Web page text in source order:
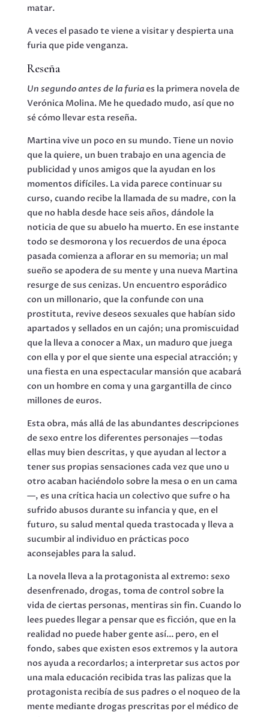
matar.
A veces el pasado te viene a visitar y despierta una
furia que pide venganza.
Reseña
Un segundo antes de la furiaes la primera novela de
Verónica Molina. Me he quedado mudo, así que no
sé cómo llevar esta reseña.
Martina vive un poco en su mundo. Tiene un novio
que la quiere, un buen trabajo en una agencia de
publicidad y unos amigos que la ayudan en los
momentos difíciles. La vida parece continuar su
curso, cuando recibe la llamada de su madre, con la
que no habla desde hace seis años, dándole la
noticia de que su abuelo ha muerto. En ese instante
todo se desmorona y los recuerdos de una época
pasada comienza a aflorar en su memoria; un mal
sueño se apodera de su mente y una nueva Martina
resurge de sus cenizas. Un encuentro esporádico
con un millonario, que la confunde con una
prostituta, revive deseos sexuales que habían sido
apartados y sellados en un cajón; una promiscuidad
que la lleva a conocer a Max, un maduro que juega
con ella y por el que siente una especial atracción; y
una fiesta en una espectacular mansión que acabará
con un hombre en coma y una gargantilla de cinco
millones de euros.
Esta obra, más allá de las abundantes descripciones
de sexo entre los diferentes personajes —todas
ellas muy bien descritas, y que ayudan al lector a
tener sus propias sensaciones cada vez que uno u
otro acaban haciéndolo sobre la mesa o en un cama
—, es una crítica hacia un colectivo que sufre o ha
sufrido abusos durante su infancia y que, en el
futuro, su salud mental queda trastocada y lleva a
sucumbir al individuo en prácticas poco
aconsejables para la salud.
La novela lleva a la protagonista al extremo: sexo
desenfrenado, drogas, toma de control sobre la
vida de ciertas personas, mentiras sin fin. Cuando lo
lees puedes llegar a pensar que es ficción, que en la
realidad no puede haber gente así... pero, en el
fondo, sabes que existen esos extremos y la autora
nos ayuda a recordarlos; a interpretar sus actos por
una mala educación recibida tras las palizas que la
protagonista recibía de sus padres o el noqueo de la
mente mediante drogas prescritas por el médico de